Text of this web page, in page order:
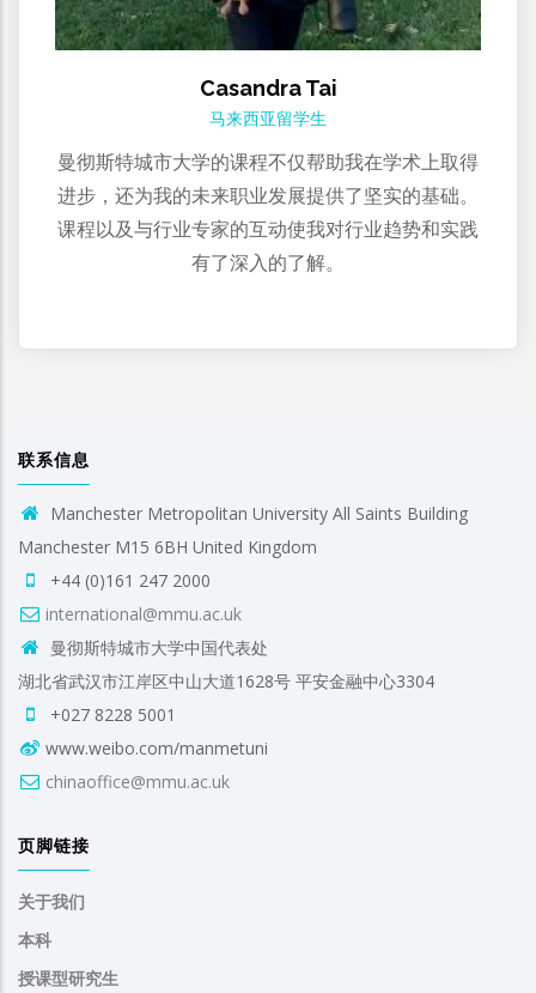
Casandra Tai
马来西亚留学生
曼彻斯特城市大学的课程不仅帮助我在学术上取得
进步，还为我的未来职业发展提供了坚实的基础。
课程以及与行业专家的互动使我对行业趋势和实践
有了深入的了解。
联系信息
Manchester Metropolitan University All Saints Building
Manchester M15 6BH United Kingdom
+44 (0)161 247 2000
international@mmu.ac.uk
曼彻斯特城市大学中国代表处
湖北省武汉市江岸区中山大道1628号 平安金融中心3304
+027 8228 5001
www.weibo.com/manmetuni
chinaoffice@mmu.ac.uk
页脚链接
关于我们
本科
授课型研究生